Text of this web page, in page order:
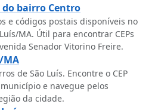
do bairro Centro
e códigos postais disponíveis no
MA. Útil para encontrar CEPs
Senador Vitorino Freire.
MA
de São Luís. Encontre o CEP
e navegue pelos
da cidade.